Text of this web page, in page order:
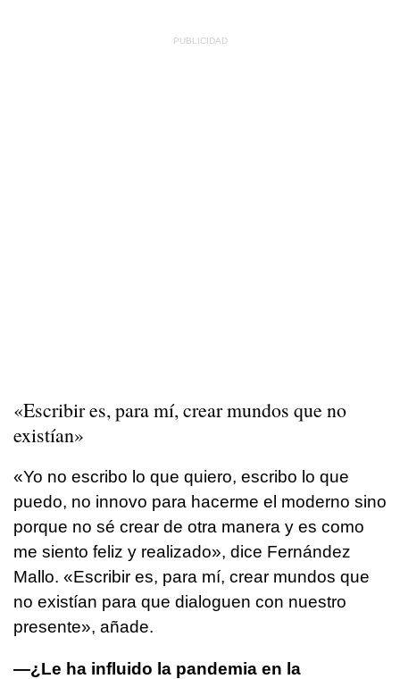
«Escribir es, para mí, crear mundos que no
existían»
«Yo no escribo lo que quiero, escribo lo que
puedo, no innovo para hacerme el moderno sino
porque no sé crear de otra manera y es como
me siento feliz y realizado», dice Fernández
Mallo. «Escribir es, para mí, crear mundos que
no existían para que dialoguen con nuestro
presente», añade.
—¿Le ha influido la pandemia en la